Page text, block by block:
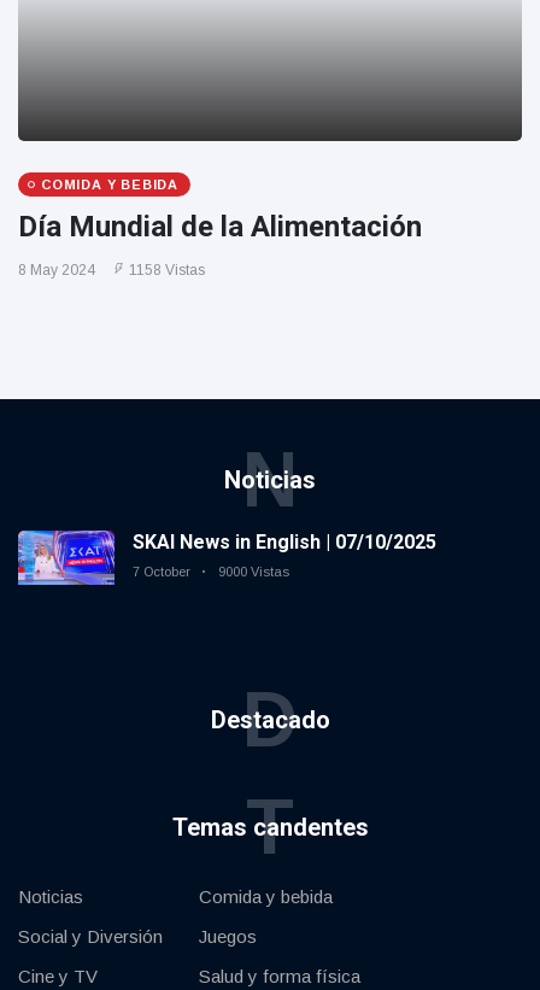
COMIDA Y BEBIDA
Día Mundial de la Alimentación
8 May 2024 1158 Vistas
Noticias
N
SKAI News in English | 07/10/2025
7 October 9000 Vistas
Destacado
D
Temas candentes
T
Noticias
Social y Diversión
Cine y TV
Comida y bebida
Juegos
Salud y forma física